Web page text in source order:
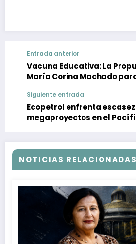
Entrada anterior
Vacuna Educativa: La
María Corina Machado
Siguiente entrada
Ecopetrol enfrenta
megaproyectos en el
NOTICIAS RELACIONADAS